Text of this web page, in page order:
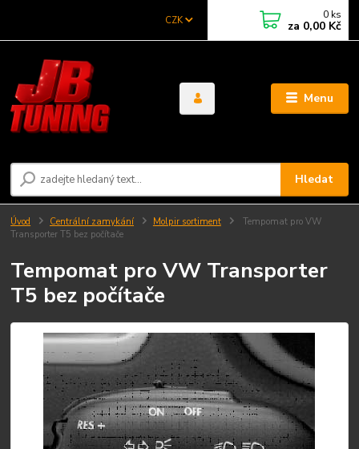
Menu
CZK
Hledat
0 ks
za 0,00 Kč
Úvod Centrální zamykání Molpir sortiment
Tempomat pro VW
Transporter T5 bez počítače
Tempomat pro VW Transporter
T5 bez počítače